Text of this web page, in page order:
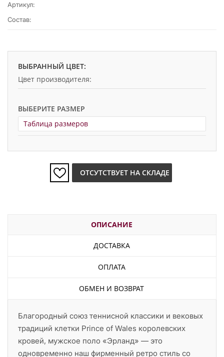
Артикул:
Состав:
ВЫБРАННЫЙ ЦВЕТ:
Цвет производителя:
ВЫБЕРИТЕ РАЗМЕР
Таблица размеров
ОТСУТСТВУЕТ НА СКЛАДЕ
ОПИСАНИЕ
ДОСТАВКА
ОПЛАТА
ОБМЕН И ВОЗВРАТ
Благородный союз теннисной классики и вековых
традиций клетки Prince of Wales королевских
кровей, мужское поло «Эрланд» — это
одновременно наш фирменный ретро стиль со